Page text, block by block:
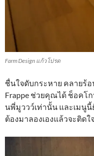
Farm Design แก้วโปรด
ชื่นใจดับกระหาย คลายร้อ
Frappe ช่วยคุณได้ ช็อคโ
นพี่มูววว์เท่านั้น และเมนู
ต้องมาลองเองแล้วจะติดใจ